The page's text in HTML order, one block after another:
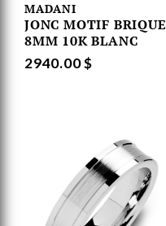
MADANI
JONC MOTIF BRIQUE
8MM 10K BLANC
2940.00 $